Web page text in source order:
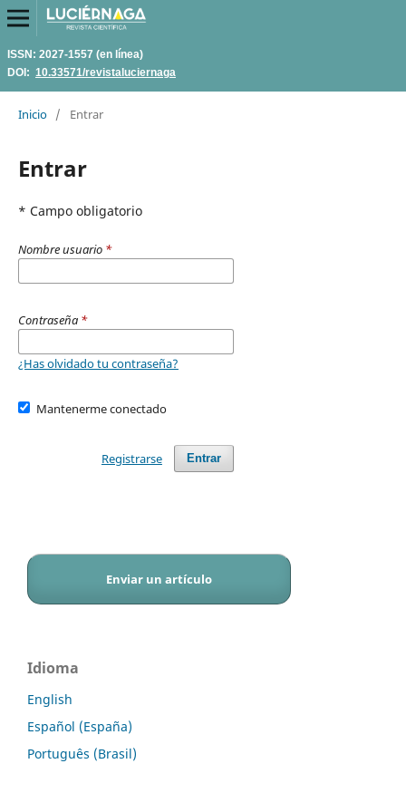
ISSN: 2027-1557 (en línea)
DOI: 10.33571/revistaluciernaga
Inicio / Entrar
Entrar
* Campo obligatorio
Nombre usuario *
Contraseña *
¿Has olvidado tu contraseña?
Mantenerme conectado
Entrar
Registrarse
Enviar un artículo
Idioma
English
Español (España)
Português (Brasil)